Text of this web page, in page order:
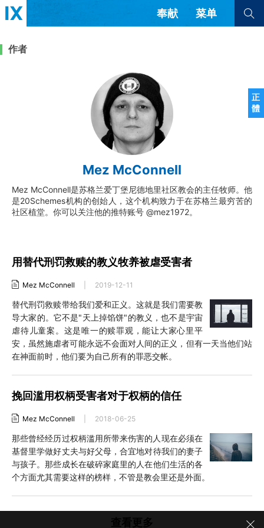
正
體
奉献 菜单
书评 访谈
解经式讲道与神学
福音传讲与宣教 成员制与教会纪律
团契生活与祷告
查看全部
查看全部
隐私条款
正體中文
西班牙语
葡萄牙语
俄语
乌兹别克语
达里语
波斯语
法语
罗马尼亚语
波兰语
阿尔巴尼亚语
塞尔维亚语 柬埔寨语
作者
Mez McConnell
Mez McConnell是苏格兰爱丁堡尼德地里社区教会的主任牧师。他
是20Schemes机构的创始人，这个机构致力于在苏格兰最穷苦的
社区植堂。你可以关注他的推特账号 @mez1972。
用替代刑罚救赎的教义牧养被虐受害者
Mez McConnell 2019-12-11
替代刑罚救赎带给我们爱和正义。这就是我们需要教
导大家的。它不是"天上掉馅饼"的教义，也不是宇宙
虐待儿童案。这是唯一的赎罪观，能让大家心里平
安，虽然施虐者可能永远不会面对人间的正义，但有一天当他们站
在神面前时，他们要为自己所有的罪恶交帐。
挽回滥用权柄受害者对于权柄的信任
Mez McConnell 2018-06-25
那些曾经经历过权柄滥用所带来伤害的人现在必须在
基督里学做好丈夫与好父母，合宜地对待我们的妻子
与孩子。那些成长在破碎家庭里的人在他们生活的各
个方面尤其需要这样的榜样，不管是教会里还是外面。
查看更多